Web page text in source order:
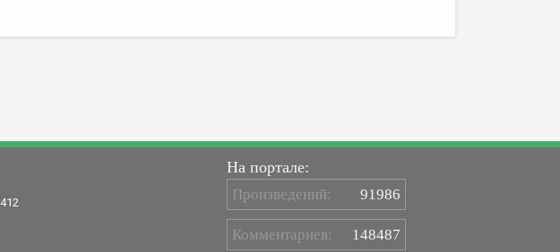
На портале:
Произведений: 91986
Комментариев: 148487